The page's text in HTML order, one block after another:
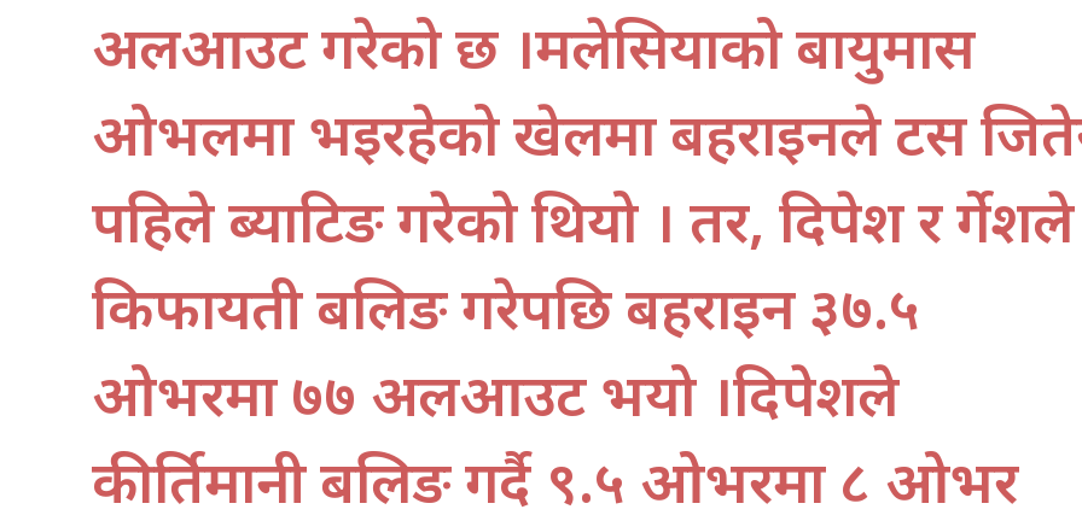
अलआउट गरेको छ ।मलेसियाको बायुमास
ओभलमा भइरहेको खेलमा बहराइनले टस
पहिले ब्याटिङ गरेको थियो । तर, दिपेश र दुर्गेशले
किफायती बलिङ गरेपछि बहराइन ३७.५
ओभरमा ७७ अलआउट भयो ।दिपेशले
कीर्तिमानी बलिङ गर्दै ९.५ ओभरमा ८ ओभर